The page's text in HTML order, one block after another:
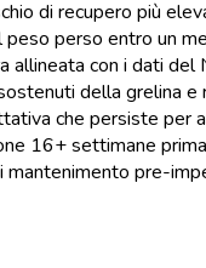
di recupero più
perso entro un
allineata con i dati
della grelina e
che persiste per
16+ settimane
mantenimento pre-